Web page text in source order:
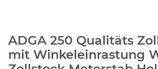
ADGA 250 Qualitäts
mit Winkeleinrastung